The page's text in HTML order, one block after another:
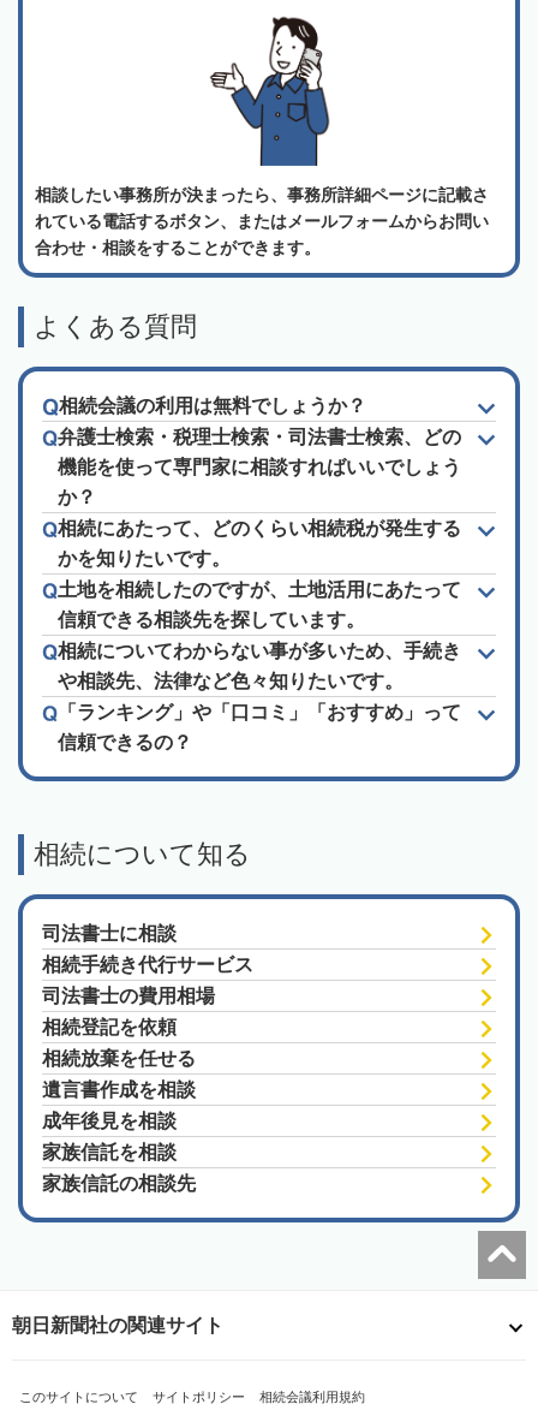
相談したい事務所が決まったら、事務所詳細ページに記載さ
れている電話するボタン、またはメールフォームからお問い
合わせ・相談をすることができます。
よくある質問
相続会議の利用は無料でしょうか？
弁護士検索・税理士検索・司法書士検索、どの
機能を使って専門家に相談すればいいでしょう
か？
相続にあたって、どのくらい相続税が発生する
かを知りたいです。
土地を相続したのですが、土地活用にあたって
信頼できる相談先を探しています。
相続についてわからない事が多いため、手続き
や相談先、法律など色々知りたいです。
「ランキング」や「口コミ」「おすすめ」って
信頼できるの？
相続について知る
司法書士に相談
相続手続き代行サービス
司法書士の費用相場
相続登記を依頼
相続放棄を任せる
遺言書作成を相談
成年後見を相談
家族信託を相談
家族信託の相談先
朝日新聞社の関連サイト
このサイトについて サイトポリシー 相続会議利用規約